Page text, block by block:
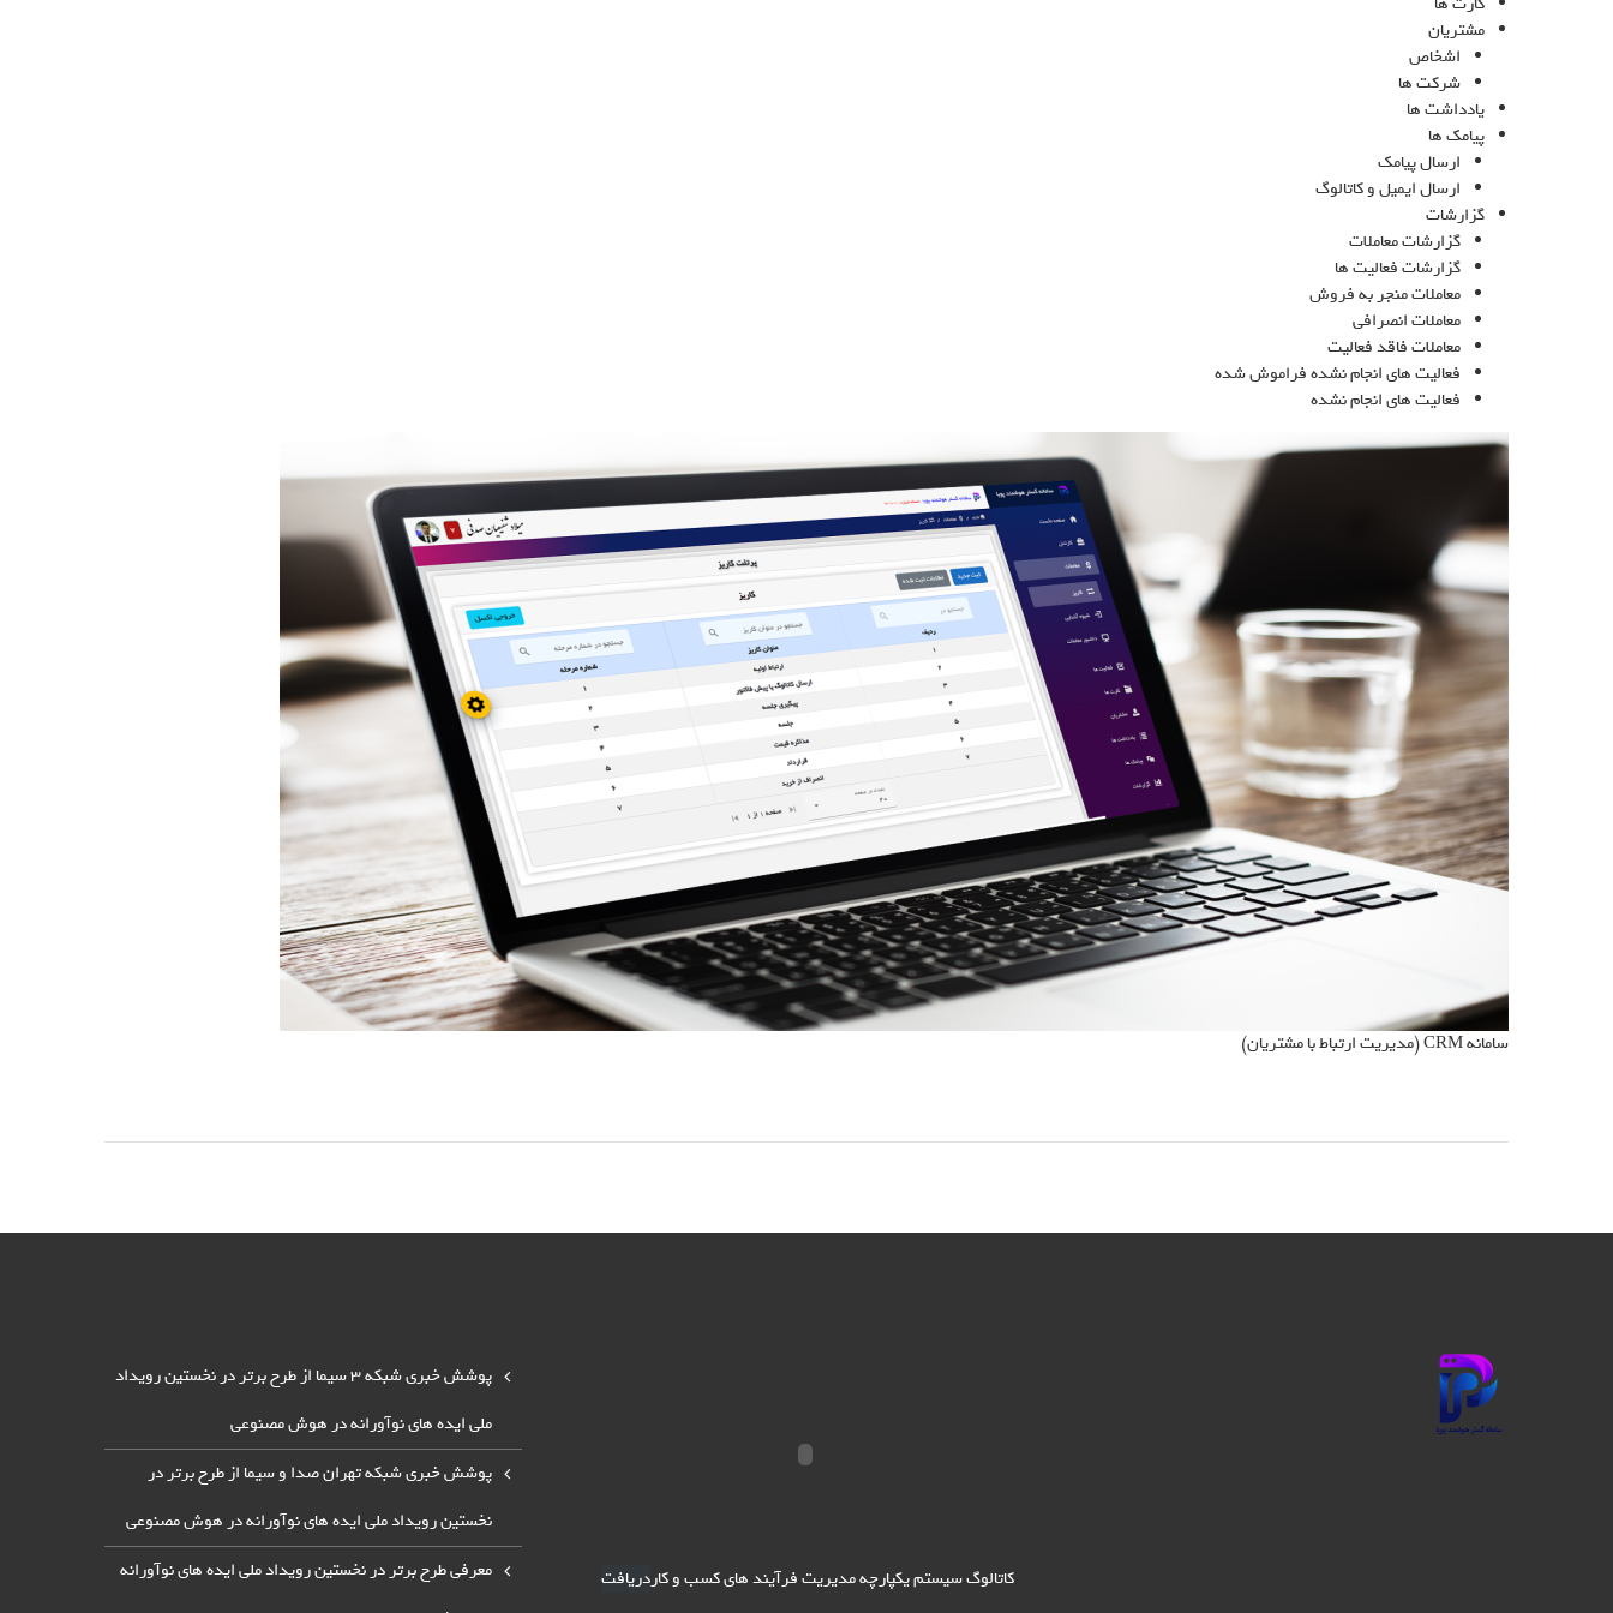
سیستم
امکان ساخت
و ویرایش
فرآیندها،فرم
ها،گزارش
ها،سیستم
مانیتورینگ
قدرتمند،
مدیریت
صفحات،
کاربران و
سازمان‌ها را
با استفاده از
رابط‌های
گرافیکی
فراهم می‌کند
مشتریان
اشخاص
شرکت ها
یادداشت ها
پیامک ها
ارسال پیامک
ارسال ایمیل و کاتالوگ
گزارشات
گزارشات معاملات
گزارشات فعالیت ها
معاملات منجر به فروش
معاملات انصرافی
معاملات فاقد فعالیت
فعالیت های انجام نشده فراموش شده
فعالیت های انجام نشده
سامانه CRM (مدیریت ارتباط با مشتریان)
کاتالوگ سیستم یکپارچه مدیریت فرآیند های کسب و کاردریافت
پوشش خبری شبکه 3 سیما از طرح برتر در نخستین رویداد
ملی ایده های نوآورانه در هوش مصنوعی
پوشش خبری شبکه تهران صدا و سیما از طرح برتر در
نخستین رویداد ملی ایده های نوآورانه در هوش مصنوعی
معرفی طرح برتر در نخستین رویداد ملی ایده های نوآورانه